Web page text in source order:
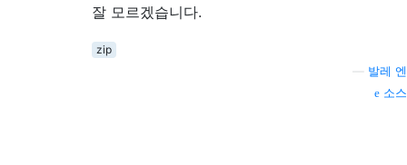
잘 모르겠습니다.
zip
발레 엔
소스